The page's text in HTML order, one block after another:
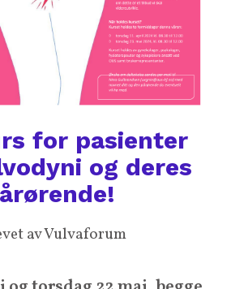
for pasienter
og deres
av Vulvaforum